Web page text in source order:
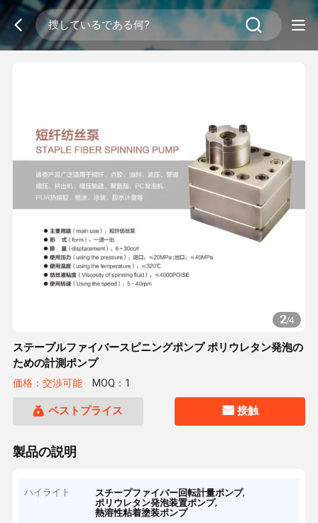
2/4
ステープルファイバースピニングポンプ ポリウレタン発泡の
ための計測ポンプ
価格：交渉可能 MOQ：1
ベストプライス 接触
製品の説明
ハイライト スチープファイバー回転計量ポンプ,
ポリウレタン発泡装置ポンプ,
熱溶性粘着塗装ポンプ